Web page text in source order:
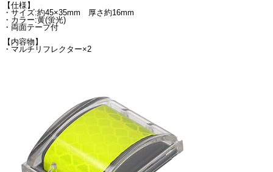
【仕様】
・サイズ:約45×35mm 厚さ約16mm
・カラー:黄(蛍光)
・両面テープ付
【内容物】
・マルチリフレクター×2